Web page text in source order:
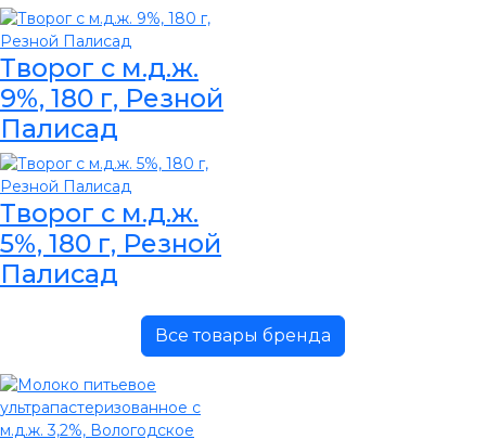
Творог с м.д.ж.
9%, 180 г, Резной
Палисад
Творог с м.д.ж.
5%, 180 г, Резной
Палисад
Все товары бренда